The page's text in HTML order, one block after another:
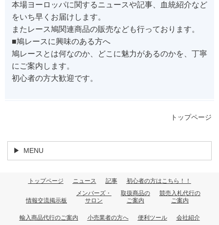
本場ヨーロッパに関するニュースや記事、血統紹介など
をいち早くお届けします。
またレース鳩関連商品の販売なども行っております。
■鳩レースに興味のある方へ
鳩レースとは何なのか、どこに魅力があるのかを、丁寧
にご案内します。
初心者の方大歓迎です。
トップページ
MENU
トップページ ニュース 記事 初心者の方はこちら！！
情報交流掲示板
メンバーズ・
サロン
取扱商品の
ご案内
競売入札代行の
ご案内
輸入商品代行のご案内 小売業者の方へ 便利ツール
会社紹介